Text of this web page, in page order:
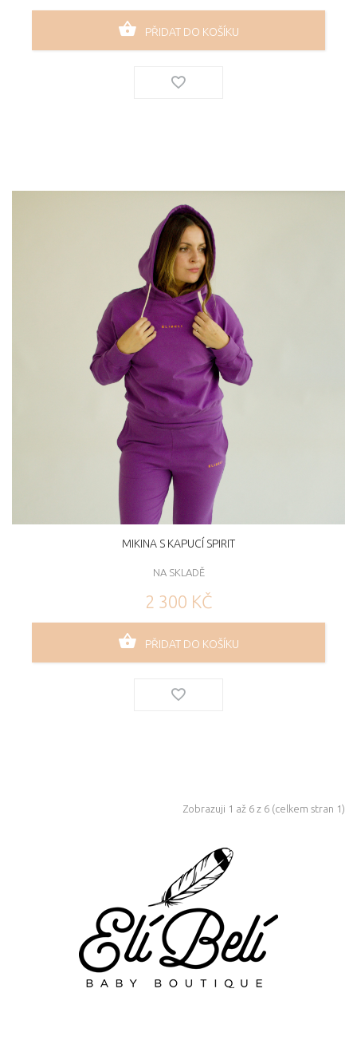
PŘIDAT DO KOŠÍKU
MIKINA S KAPUCÍ SPIRIT
NA SKLADĚ
2 300 KČ
PŘIDAT DO KOŠÍKU
Zobrazuji 1 až 6 z 6 (celkem stran 1)